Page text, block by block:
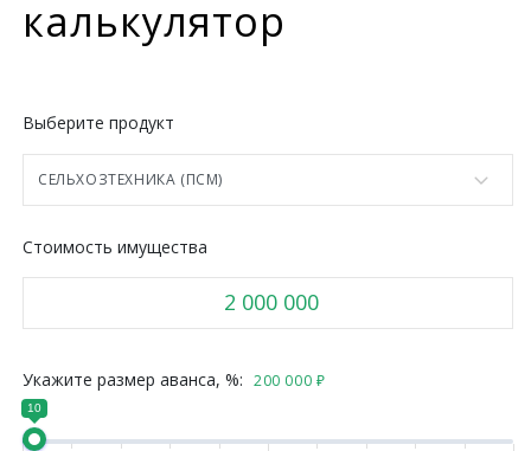
калькулятор
Выберите продукт
Стоимость имущества
Укажите размер аванса, %: 200 000 ₽
10